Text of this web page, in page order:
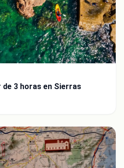
de 3 horas en Sierras